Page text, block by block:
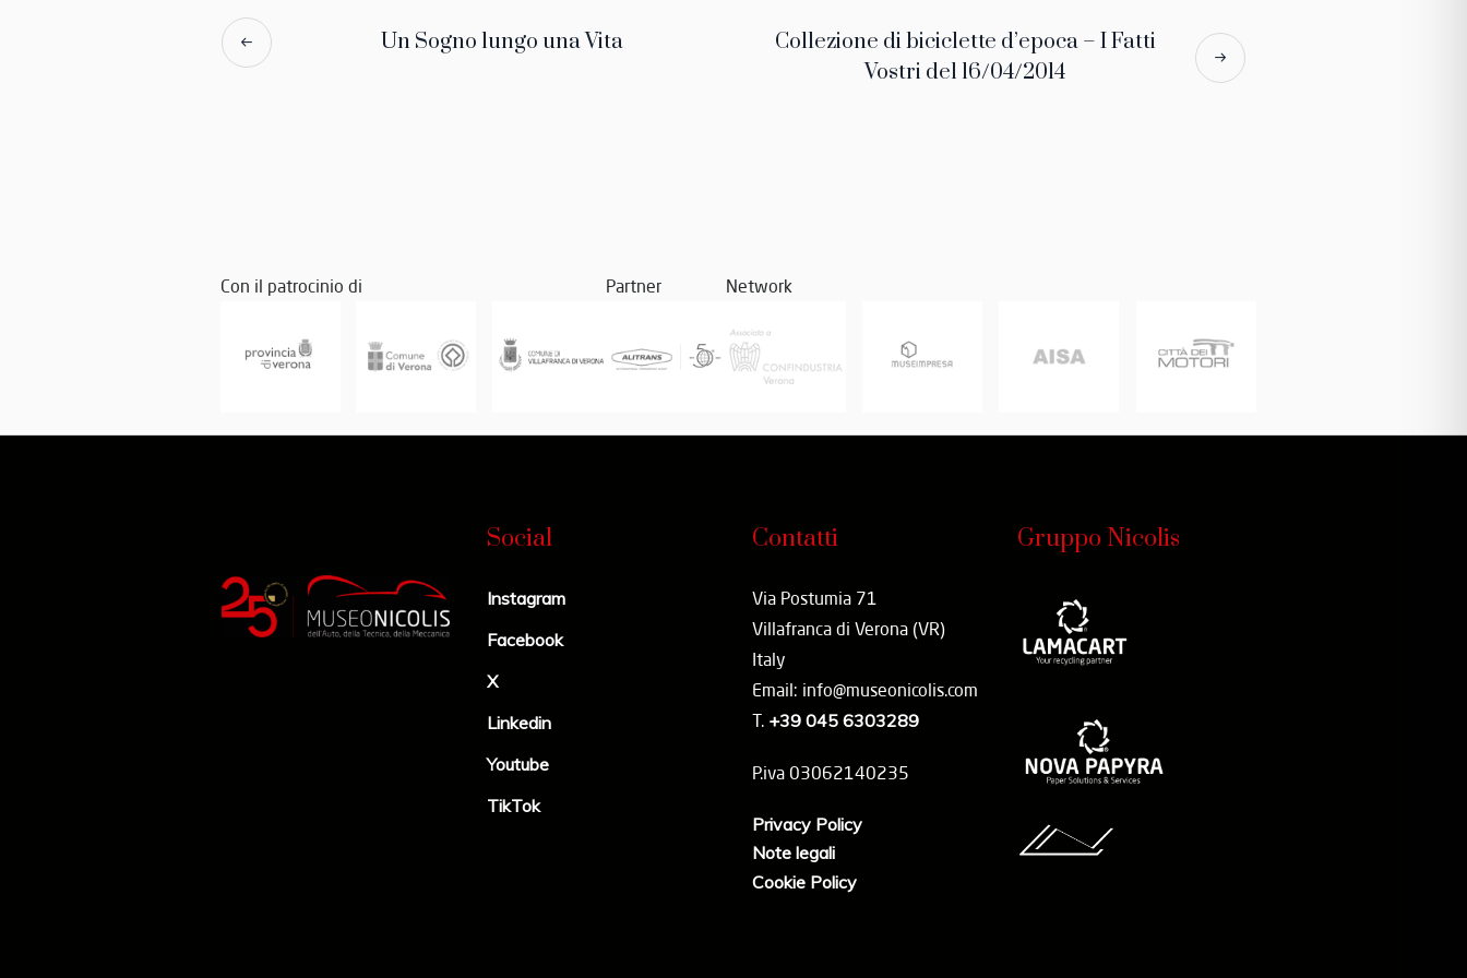
Un Sogno lungo una Vita
Collezione di biciclette d’epoca – I Fatti
Vostri del 16/04/2014
Con il patrocinio di Partner Network
Social
Instagram
Facebook
X
Linkedin
Youtube
TikTok
Contatti
Via Postumia 71
Villafranca di Verona (VR)
Italy
Email: info@museonicolis.com
T. +39 045 6303289
P.iva 03062140235
Privacy Policy
Note legali
Cookie Policy
Gruppo Nicolis